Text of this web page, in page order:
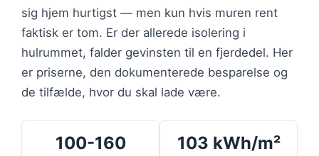
sig hjem hurtigst — men kun hvis muren rent
faktisk er tom. Er der allerede isolering i
hulrummet, falder gevinsten til en fjerdedel. Her
er priserne, den dokumenterede besparelse og
de tilfælde, hvor du skal lade være.
100-160
103 kWh/m²